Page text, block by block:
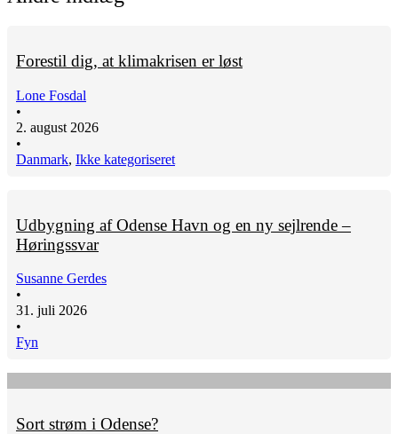
Forestil dig, at klimakrisen er løst
Lone Fosdal
•
2. august 2026
•
Danmark, Ikke kategoriseret
Udbygning af Odense Havn og en ny sejlrende –
Høringssvar
Susanne Gerdes
•
31. juli 2026
•
Fyn
Sort strøm i Odense?